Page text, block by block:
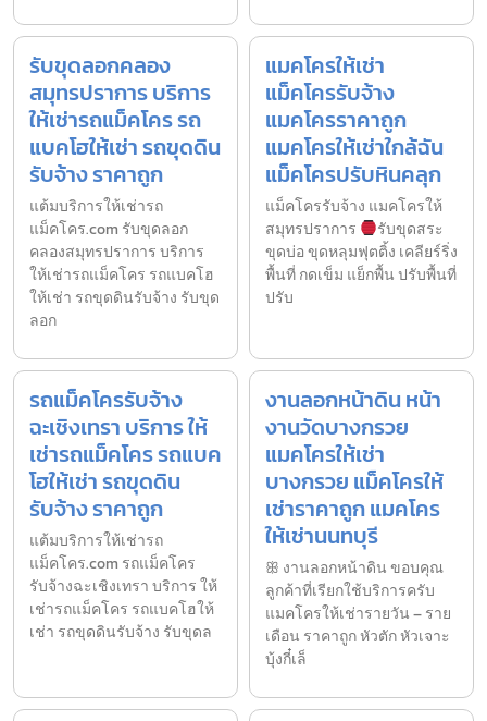
รับขุดลอกคลอง
สมุทรปราการ บริการ
ให้เช่ารถแม็คโคร รถ
แบคโฮให้เช่า รถขุดดิน
รับจ้าง ราคาถูก
แต้มบริการให้เช่ารถ
แม็คโคร.com รับขุดลอก
คลองสมุทรปราการ บริการ
ให้เช่ารถแม็คโคร รถแบคโฮ
ให้เช่า รถขุดดินรับจ้าง รับขุด
ลอก
แมคโครให้เช่า
แม็คโครรับจ้าง
แมคโครราคาถูก
แมคโครให้เช่าใกล้ฉัน
แม็คโครปรับหินคลุก
แม็คโครรับจ้าง แมคโครให้
สมุทรปราการ
รับขุดสระ
ขุดบ่อ ขุดหลุมฟุตติ้ง เคลียร์ริ่ง
พื้นที่ กดเข็ม แย็กพื้น ปรับพื้นที่
ปรับ
รถแม็คโครรับจ้าง
ฉะเชิงเทรา บริการ ให้
เช่ารถแม็คโคร รถแบค
โฮให้เช่า รถขุดดิน
รับจ้าง ราคาถูก
แต้มบริการให้เช่ารถ
แม็คโคร.com รถแม็คโคร
รับจ้างฉะเชิงเทรา บริการ ให้
เช่ารถแม็คโคร รถแบคโฮให้
เช่า รถขุดดินรับจ้าง รับขุดล
งานลอกหน้าดิน หน้า
งานวัดบางกรวย
แมคโครให้เช่า
บางกรวย แม็คโครให้
เช่าราคาถูก แมคโคร
ให้เช่านนทบุรี
ꕥ งานลอกหน้าดิน ขอบคุณ
ลูกค้าที่เรียกใช้บริการครับ
แมคโครให้เช่ารายวัน – ราย
เดือน ราคาถูก หัวตัก หัวเจาะ
บุ้งกี๋เล็